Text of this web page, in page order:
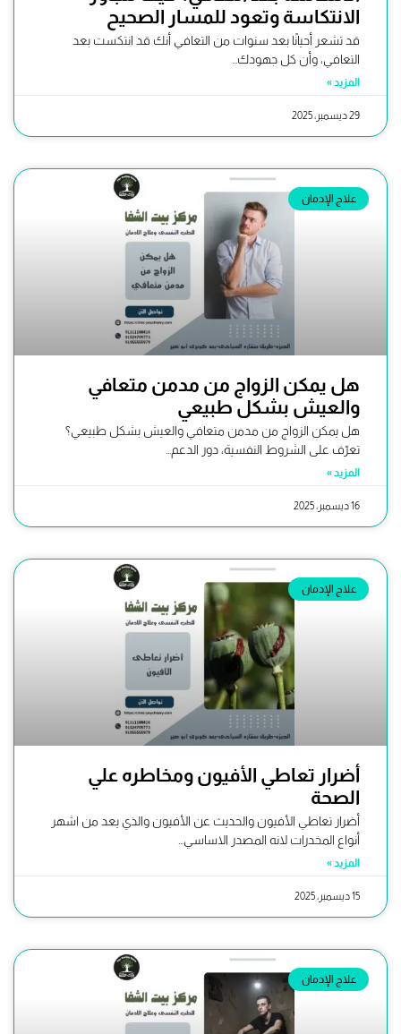
الانتكاسة وتعود للمسار الصحيح
قد تشعر أحيانًا بعد سنوات من التعافي أنك قد انتكست بعد
التعافي، وأن كل جهودك...
المزيد »
29 ديسمبر، 2025
علاج الإدمان
هل يمكن الزواج من مدمن متعافي
والعيش بشكل طبيعي
هل يمكن الزواج من مدمن متعافي والعيش بشكل طبيعي؟
تعرّف على الشروط النفسية، دور الدعم...
المزيد »
16 ديسمبر، 2025
علاج الإدمان
أضرار تعاطي الأفيون ومخاطره علي
الصحة
أضرار تعاطي الأفيون والحديث عن الأفيون والذي يعد من اشهر
أنواع المخدرات لانه المصدر الاساسي...
المزيد »
15 ديسمبر، 2025
علاج الإدمان